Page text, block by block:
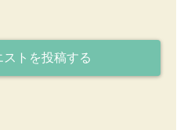
トを投稿する